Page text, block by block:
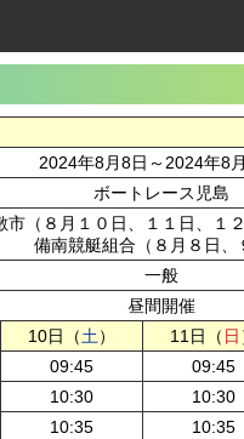
2024年8月8日～2024年8
ボートレース児島
市（８月１０日、１１日、１
備南競艇組合（８月８日、
一般
昼間開催
10日（土） 11日（ 日
09:45 09:45
10:30 10:30
10:35 10:35